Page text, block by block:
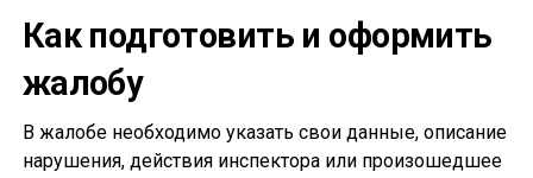
Как подготовить и оформить
жалобу
В жалобе необходимо указать свои данные, описание
нарушения, действия инспектора или произошедшее